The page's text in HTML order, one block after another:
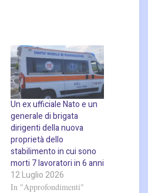
Un ex ufficiale Nato e un
generale di brigata
dirigenti della nuova
proprietà dello
stabilimento in cui sono
morti 7 lavoratori in 6 anni
12 Luglio 2026
In "Approfondimenti"